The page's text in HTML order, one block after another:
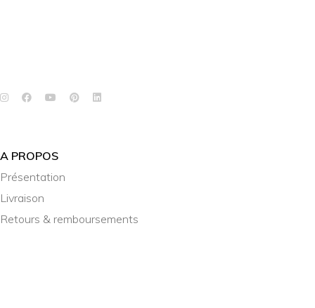
A PROPOS
Présentation
Livraison
Retours & remboursements